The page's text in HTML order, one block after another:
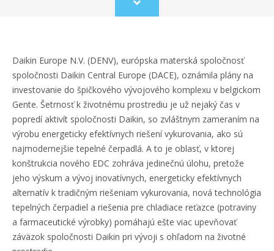
Scroll
to
Daikin Europe N.V. (DENV), európska materská spoločnosť
spoločnosti Daikin Central Europe (DACE), oznámila plány na
investovanie do špičkového vývojového komplexu v belgickom
Gente. Šetrnosť k životnému prostrediu je už nejaký čas v
popredí aktivít spoločnosti Daikin, so zvláštnym zameraním na
výrobu energeticky efektívnych riešení vykurovania, ako sú
najmodernejšie tepelné čerpadlá. A to je oblasť, v ktorej
konštrukcia nového EDC zohráva jedinečnú úlohu, pretože
jeho výskum a vývoj inovatívnych, energeticky efektívnych
alternatív k tradičným riešeniam vykurovania, nová technológia
tepelných čerpadiel a riešenia pre chladiace reťazce (potraviny
a farmaceutické výrobky) pomáhajú ešte viac upevňovať
záväzok spoločnosti Daikin pri vývoji s ohľadom na životné